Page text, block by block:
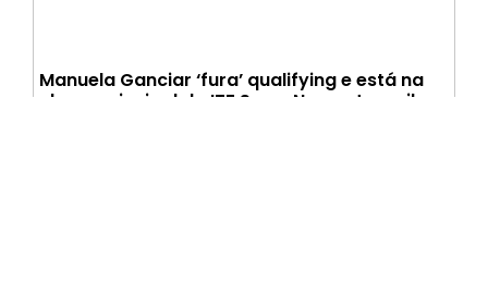
Manuela Ganciar ‘fura’ qualifying e está na
chave principal do ITF Serra Negra Juvenil